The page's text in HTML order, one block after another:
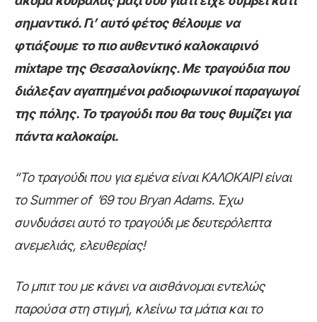
σημαντικό. Γι’ αυτό φέτος θέλουμε να
φτιάξουμε το πιο αυθεντικό καλοκαιρινό
mixtape της Θεσσαλονίκης. Με τραγούδια που
διάλεξαν αγαπημένοι ραδιοφωνικοί παραγωγοί
της πόλης. Το τραγούδι που θα τους θυμίζει για
πάντα καλοκαίρι.
“Το τραγούδι που για εμένα είναι ΚΑΛΟΚΑΙΡΙ είναι
το Summer of ’69 του Bryan Adams. Έχω
συνδυάσει αυτό το τραγούδι με δευτερόλεπτα
ανεμελιάς, ελευθερίας!
Το μπιτ του με κάνει να αισθάνομαι εντελώς
παρούσα στη στιγμή, κλείνω τα μάτια και το